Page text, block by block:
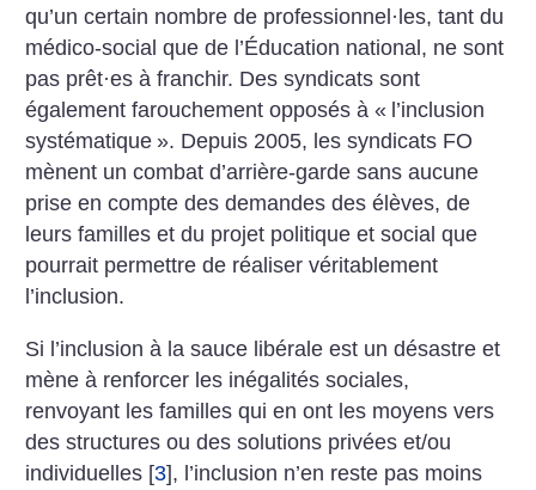
qu’un certain nombre de professionnel · les, tant du
médico-social que de l’Éducation national, ne sont
pas prêt·es à franchir. Des syndicats sont
également farouchement opposés à « l’inclusion
systématique ». Depuis 2005, les syndicats FO
mènent un combat d’arrière-garde sans aucune
prise en compte des demandes des élèves, de
leurs familles et du projet politique et social que
pourrait permettre de réaliser véritablement
l’inclusion.
Si l’inclusion à la sauce libérale est un désastre et
mène à renforcer les inégalités sociales,
renvoyant les familles qui en ont les moyens vers
des structures ou des solutions privées et/ou
individuelles [3], l’inclusion n’en reste pas moins